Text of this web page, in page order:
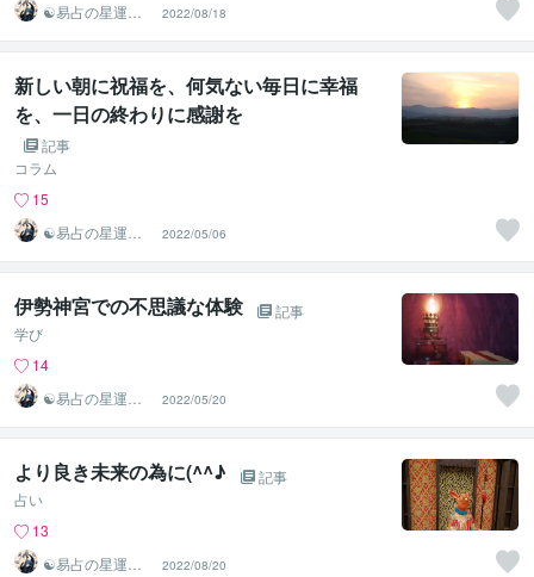
☯易占の星運河
2022/08/18
新しい朝に祝福を、何気ない毎日に幸福
を、一日の終わりに感謝を
記事
コラム
15
☯易占の星運河
2022/05/06
伊勢神宮での不思議な体験
記事
学び
14
☯易占の星運河
2022/05/20
より良き未来の為に(^^♪
記事
占い
13
☯易占の星運河
2022/08/20